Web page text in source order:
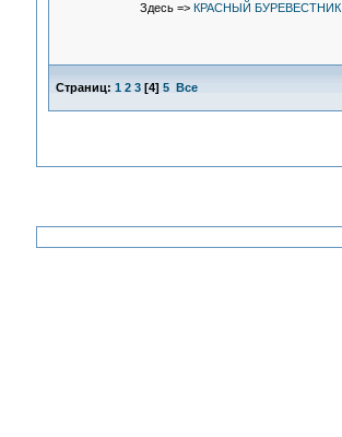
Здесь => КРАСНЫЙ БУРЕВЕСТНИК
Страниц: 1 2 3[4] 5 Все